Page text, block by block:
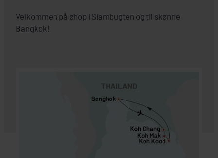
Velkommen på øhop i Siambugten og til skønne
Bangkok!